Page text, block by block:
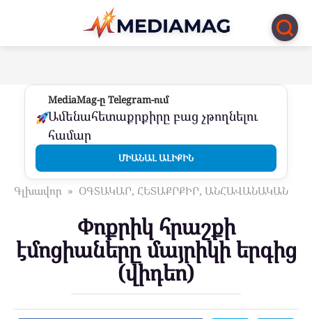
Перейти
контенту
MediaMag-ը Telegram-ում
Ամենահետաքրքիրը բաց չթողնելու
համար
ՄԻԱՆԱԼ ԱԼԻՔԻՆ
Գլխավոր » ՕԳՏԱԿԱՐ, ՀԵՏԱՔՐՔԻՐ, ԱՆՀԱՎԱՆԱԿԱՆ
Փոքրիկ հրաշքի
էմոցիաները մայրիկի երգից
(վիդեո)